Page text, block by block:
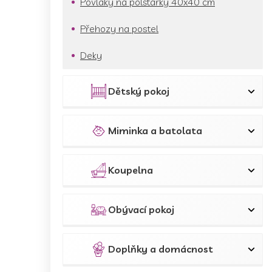
Přehozy na postel
Deky
Dětský pokoj
Miminka a batolata
Koupelna
Obývací pokoj
Doplňky a domácnost